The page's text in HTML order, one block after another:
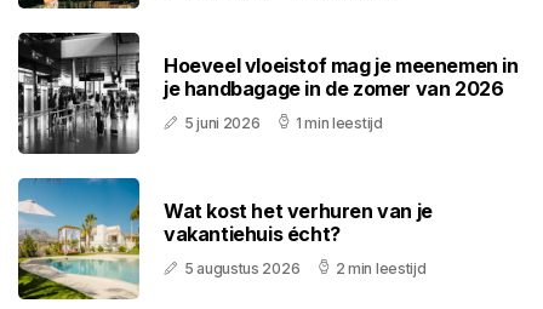
Hoeveel vloeistof mag je meenemen in
je handbagage in de zomer van 2026
5 juni 2026 1 min leestijd
Wat kost het verhuren van je
vakantiehuis écht?
5 augustus 2026 2 min leestijd